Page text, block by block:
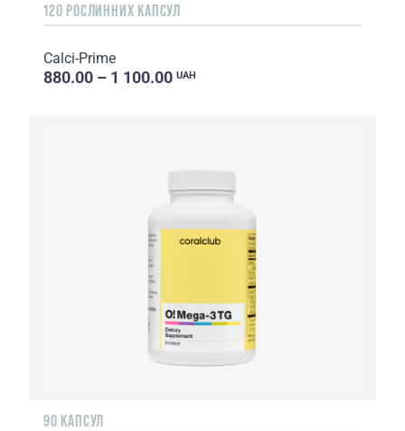
120 РОСЛИННИХ КАПСУЛ
Calci-Prime
880.00 – 1 100.00 UAH
90 КАПСУЛ